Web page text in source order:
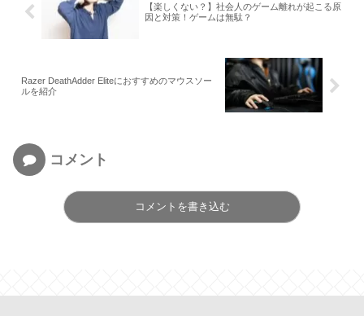
【楽しくない？】社会人のゲーム離れが起こる原
因と対策！ゲームは無駄？
Razer DeathAdder Eliteにおすすめのマウスソー
ルを紹介
コメント
コメントを書き込む